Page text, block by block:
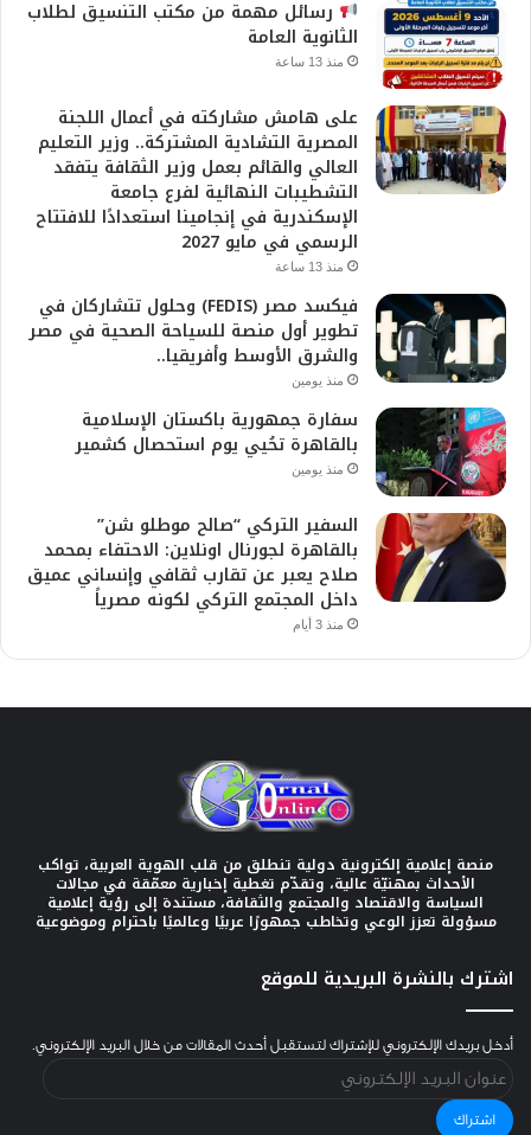
رسائل مهمة من مكتب التنسيق لطلاب
الثانوية العامة
منذ 13 ساعة
على هامش مشاركته في أعمال اللجنة
المصرية التشادية المشتركة.. وزير التعليم
العالي والقائم بعمل وزير الثقافة يتفقد
التشطيبات النهائية لفرع جامعة
الإسكندرية في إنجامينا استعدادًا للافتتاح
الرسمي في مايو 2027
منذ 13 ساعة
فيكسد مصر (FEDIS) وحلول تتشاركان في
تطوير أول منصة للسياحة الصحية في مصر
والشرق الأوسط وأفريقيا..
منذ يومين
سفارة جمهورية باكستان الإسلامية
بالقاهرة تحُيي يوم استحصال كشمير
منذ يومين
السفير التركي “صالح موطلو شن”
بالقاهرة لجورنال اونلاين: الاحتفاء بمحمد
صلاح يعبر عن تقارب ثقافي وإنساني عميق
داخل المجتمع التركي لكونه مصرياً
منذ 3 أيام
منصة إعلامية إلكترونية دولية تنطلق من قلب الهوية العربية، تواكب
الأحداث بمهنيّة عالية، وتقدّم تغطية إخبارية معمّقة في مجالات
السياسة والاقتصاد والمجتمع والثقافة، مستندة إلى رؤية إعلامية
مسؤولة تعزز الوعي وتخاطب جمهورًا عربيًا وعالميًا باحترام وموضوعية
اشترك بالنشرة البريدية للموقع
أدخل بريدك الإلكتروني للإشتراك لتستقبل أحدث المقالات من خلال البريد الإلكتروني.
البريد
الإلكتروني
اشتراك